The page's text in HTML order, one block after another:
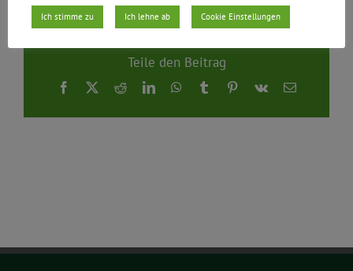
Teile den Beitrag
Facebook
X RedditLinkedInWhatsApp
TumblrPinterest
Vk
E-
Ich stimme zu Ich lehne ab Cookie Einstellungen